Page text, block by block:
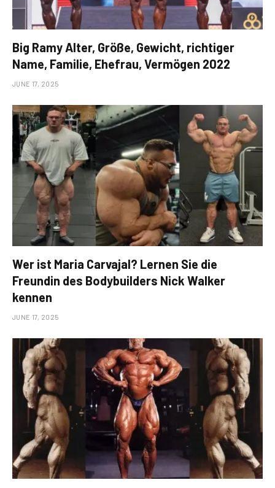
Big Ramy Alter, Größe, Gewicht, richtiger
Name, Familie, Ehefrau, Vermögen 2022
JUNE 17, 2025
Wer ist Maria Carvajal? Lernen Sie die
Freundin des Bodybuilders Nick Walker
kennen
JUNE 17, 2025